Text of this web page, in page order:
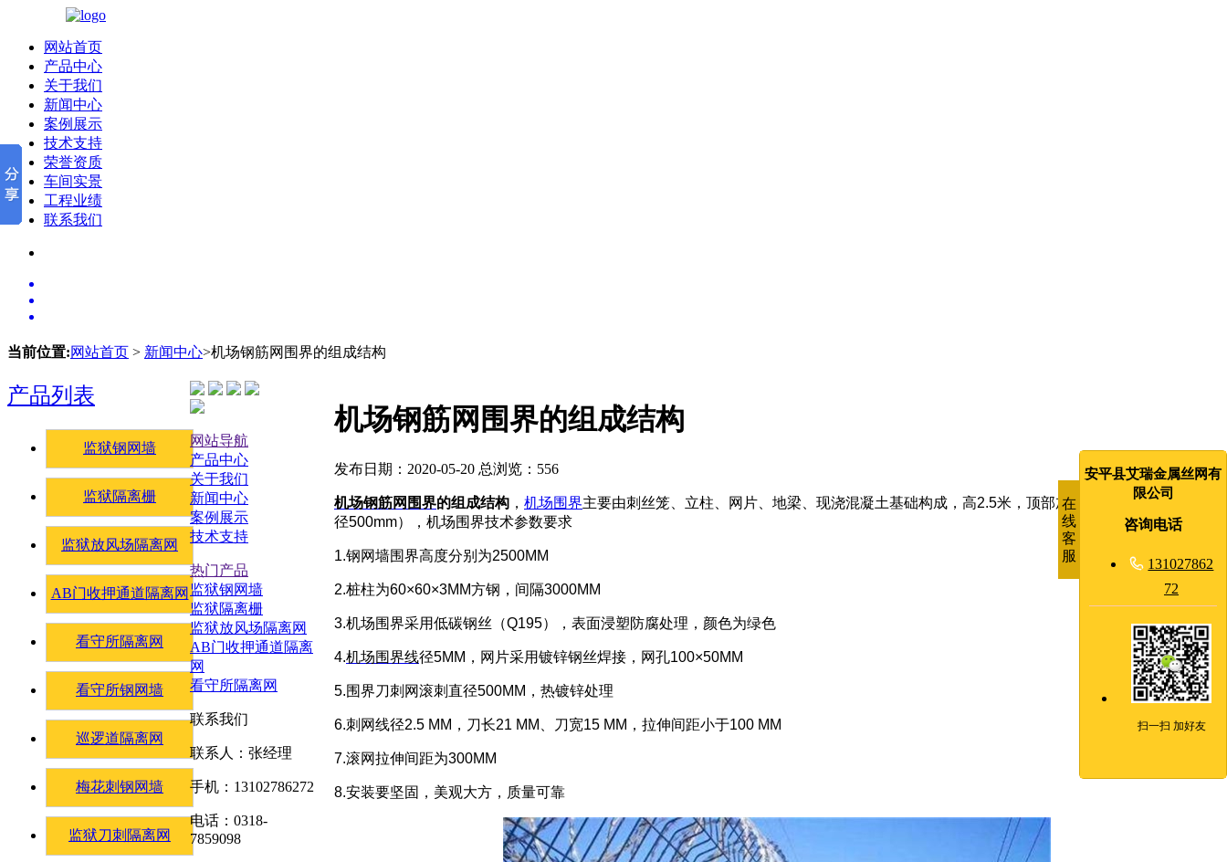
网站首页
产品中心
关于我们
新闻中心
案例展示
技术支持
荣誉资质
车间实景
工程业绩
联系我们
当前位置:网站首页 > 新闻中心>机场钢筋网围界的组成结构
产品列表
监狱钢网墙
监狱隔离栅
监狱放风场隔离网
AB门收押通道隔离网
看守所隔离网
看守所钢网墙
巡逻道隔离网
梅花刺钢网墙
监狱刀刺隔离网
机场钢筋网围界的组成结构
发布日期：2020-05-20 总浏览： 556
机场钢筋网围界的组成结构 ， 机场围界主要由刺丝笼、立柱、网片、地梁、现浇混凝土基础构成，高2.5米，顶部加装设刺丝笼防攀爬（直
径500mm），机场围界技术参数要求
1.钢网墙围界高度分别为2500MM
2.桩柱为60×60×3MM方钢，间隔3000MM
3.机场围界采用低碳钢丝（Q195），表面浸塑防腐处理，颜色为绿色
4.机场围界线径5MM ，网片采用镀锌钢丝焊接，网孔100×50MM
5.围界刀刺网滚刺直径500MM ，热镀锌处理
6.刺网线径2.5 MM ，刀长21 MM 、刀宽15 MM ，拉伸间距小于100 MM
7.滚网拉伸间距为300MM
8.安装要坚固，美观大方，质量可靠
网站导航
产品中心
关于我们
新闻中心
案例展示
技术支持
热门产品
监狱钢网墙
监狱隔离栅
监狱放风场隔离网
AB门收押通道隔离
网
看守所隔离网
联系我们
联系人：张经理
手机：13102786272
电话：0318-
7859098
在
线
客
服
安平县艾瑞金属丝网有
限公司
咨询电话
 131027862
72
扫一扫 加好友